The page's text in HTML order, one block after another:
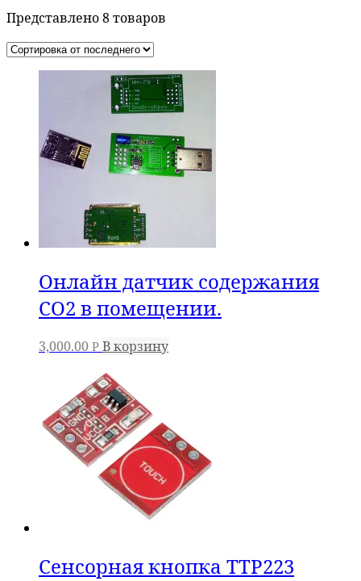
Представлено 8 товаров
Онлайн датчик содержания
СО2 в помещении.
3,000.00 Р В корзину
Сенсорная кнопка TTP223